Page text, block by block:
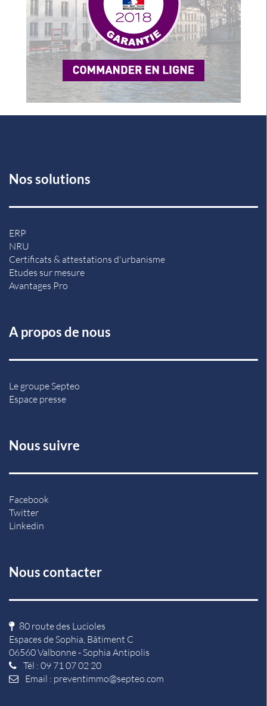
Nos solutions
ERP
NRU
Certificats & attestations d'urbanisme
Etudes sur mesure
Avantages Pro
A propos de nous
Le groupe Septeo
Espace presse
Nous suivre
Facebook
Twitter
Linkedin
Nous contacter
80 route des Lucioles
Espaces de Sophia, Bâtiment C
06560 Valbonne - Sophia Antipolis
Tél : 09 71 07 02 20
Email : preventimmo@septeo.com